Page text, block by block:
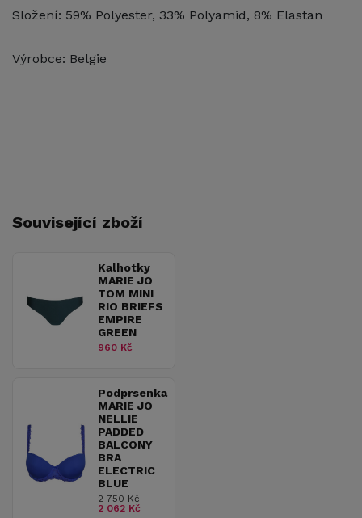
Složení: 59% Polyester, 33% Polyamid, 8% Elastan
Výrobce: Belgie
Související zboží
Kalhotky
MARIE JO
TOM MINI
RIO BRIEFS
EMPIRE
GREEN
960 Kč
Podprsenka
MARIE JO
NELLIE
PADDED
BALCONY
BRA
ELECTRIC
BLUE
2 750 Kč
2 062 Kč